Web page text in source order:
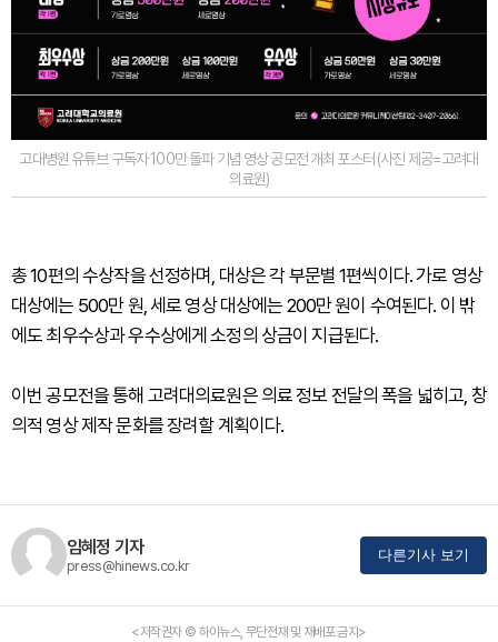
고대병원 유튜브 구독자 100만 돌파 기념 영상 공모전 개최 포스터 (사진 제공=고려대
의료원)
총 10편의 수상작을 선정하며, 대상은 각 부문별 1편씩이다. 가로 영상
대상에는 500만 원, 세로 영상 대상에는 200만 원이 수여된다. 이 밖
에도 최우수상과 우수상에게 소정의 상금이 지급된다.
이번 공모전을 통해 고려대의료원은 의료 정보 전달의 폭을 넓히고, 창
의적 영상 제작 문화를 장려할 계획이다.
임혜정 기자
press@hinews.co.kr
다른기사 보기
<저작권자 © 하이뉴스, 무단전재 및 재배포 금지>